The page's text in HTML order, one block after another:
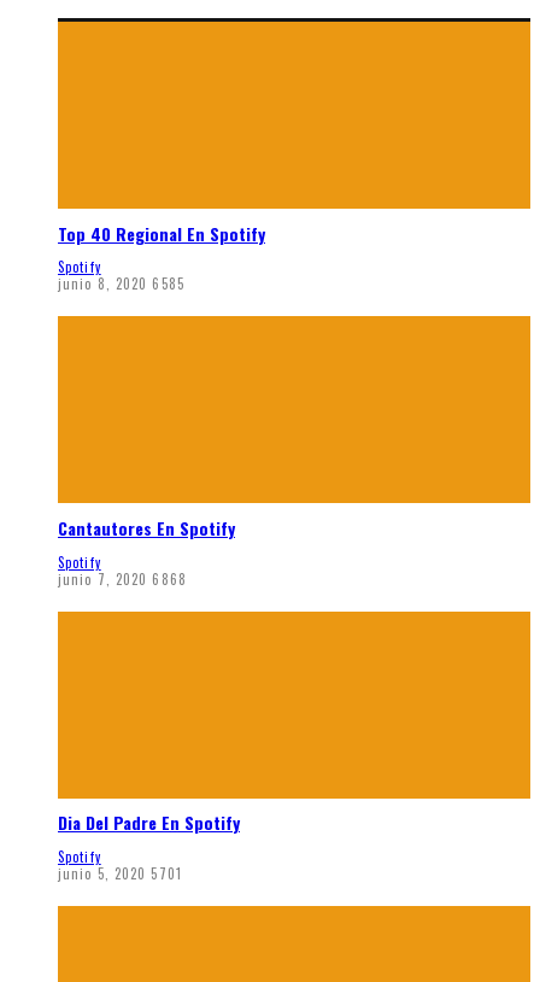
Top 40 Regional En Spotify
Spotify
junio 8, 2020 6585
Cantautores En Spotify
Spotify
junio 7, 2020 6868
Dia Del Padre En Spotify
Spotify
junio 5, 2020 5701